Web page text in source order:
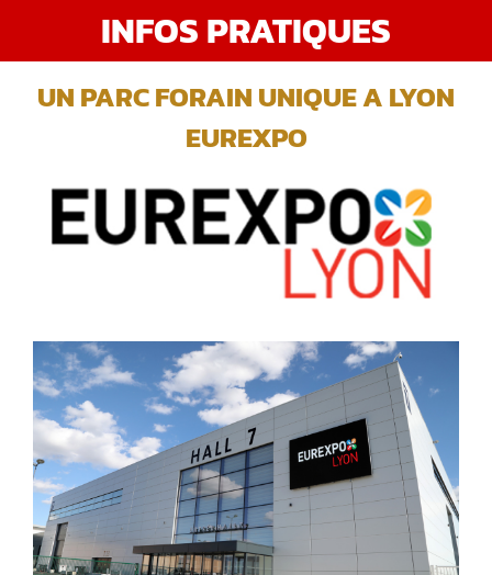
INFOS PRATIQUES
UN PARC FORAIN UNIQUE A LYON
EUREXPO